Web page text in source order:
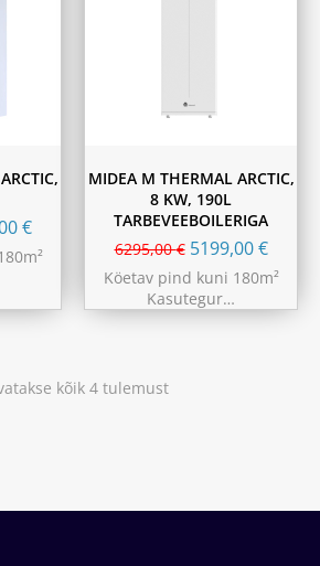
€
MIDEA M THERMAL ARCTIC,
8 KW, 190L
TARBEVEEBOILERIGA
6295,00€ 5199,00€
Köetav pind kuni 180m²
Kasutegur…
kõik 4 tulemust